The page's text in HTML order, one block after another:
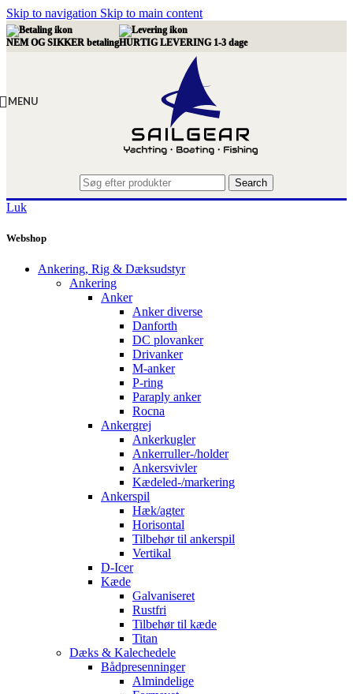
Skip to navigation Skip to main content
NEM OG SIKKER betalingHURTIG LEVERING 1-3 dage
MENU
Search
Luk
Webshop
Ankering, Rig & Dæksudstyr
Ankering
Anker
Anker diverse
Danforth
DC plovanker
Drivanker
M-anker
P-ring
Paraply anker
Rocna
Ankergrej
Ankerkugler
Ankerruller-/holder
Ankersvivler
Kædeled-/markering
Ankerspil
Hæk/agter
Horisontal
Tilbehør til ankerspil
Vertikal
D-Icer
Kæde
Galvaniseret
Rustfri
Tilbehør til kæde
Titan
Dæks & Kalechedele
Bådpresenninger
Almindelige